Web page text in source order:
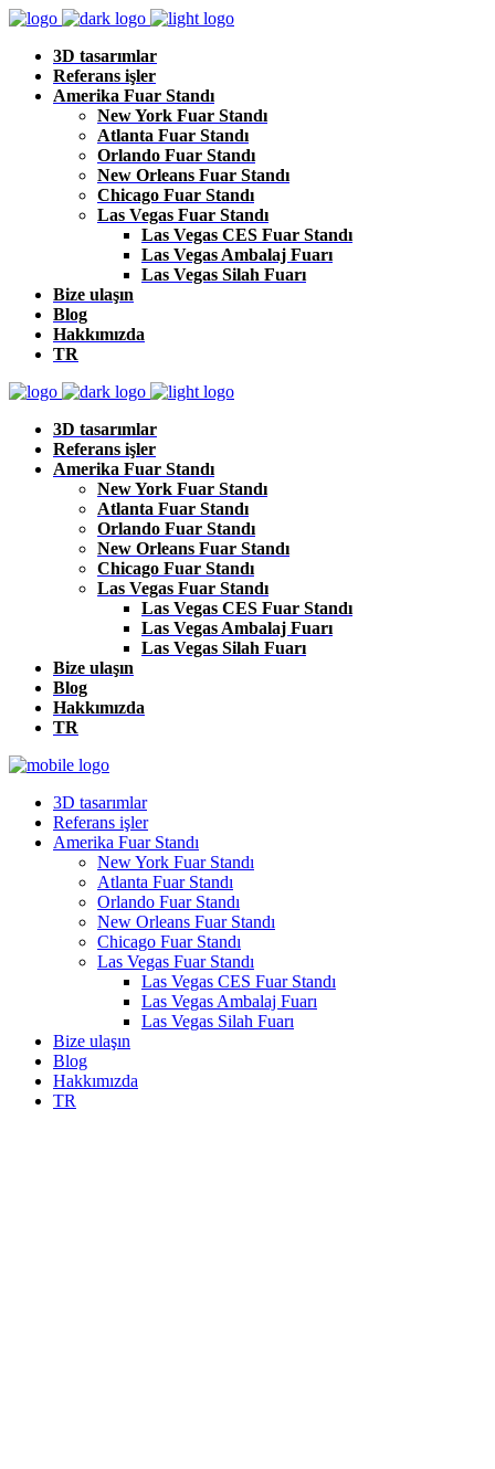
3D tasarımlar
Referans işler
Amerika Fuar Standı
New York Fuar Standı
Atlanta Fuar Standı
Orlando Fuar Standı
New Orleans Fuar Standı
Chicago Fuar Standı
Las Vegas Fuar Standı
Las Vegas CES Fuar Standı
Las Vegas Ambalaj Fuarı
Las Vegas Silah Fuarı
Bize ulaşın
Blog
Hakkımızda
TR
3D tasarımlar
Referans işler
Amerika Fuar Standı
New York Fuar Standı
Atlanta Fuar Standı
Orlando Fuar Standı
New Orleans Fuar Standı
Chicago Fuar Standı
Las Vegas Fuar Standı
Las Vegas CES Fuar Standı
Las Vegas Ambalaj Fuarı
Las Vegas Silah Fuarı
Bize ulaşın
Blog
Hakkımızda
TR
3D tasarımlar
Referans işler
Amerika Fuar Standı
New York Fuar Standı
Atlanta Fuar Standı
Orlando Fuar Standı
New Orleans Fuar Standı
Chicago Fuar Standı
Las Vegas Fuar Standı
Las Vegas CES Fuar Standı
Las Vegas Ambalaj Fuarı
Las Vegas Silah Fuarı
Bize ulaşın
Blog
Hakkımızda
TR